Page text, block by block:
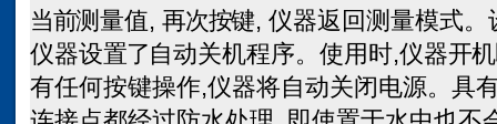
当前测量值,再次按键, 仪器返回测量模式。
仪器设置了自动关机程序。使用时,仪器开
有任何按键操作,仪器将自动关闭电源。具